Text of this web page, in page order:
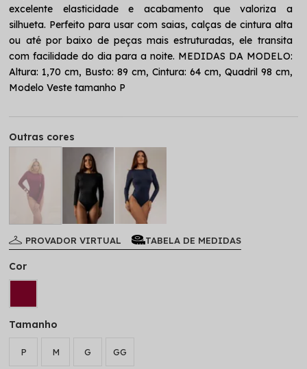
excelente elasticidade e acabamento que valoriza a
silhueta. Perfeito para usar com saias, calças de cintura alta
ou até por baixo de peças mais estruturadas, ele transita
com facilidade do dia para a noite. MEDIDAS DA MODELO:
Altura: 1,70 cm, Busto: 89 cm, Cintura: 64 cm, Quadril 98 cm,
Modelo Veste tamanho P
Outras cores
PROVADOR VIRTUAL TABELA DE MEDIDAS
Tamanho
P M G GG
Cor